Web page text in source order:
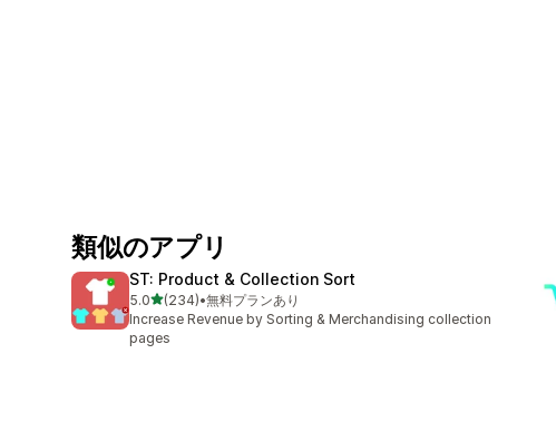
類似のアプリ
ST: Product & Collection Sort
5.05つ星中
(234)
合計レビュー数：234件
•無料プランあり
Increase Revenue by Sorting & Merchandising collection
pages